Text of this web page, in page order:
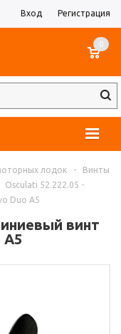
Вход Регистрация
0
лодок -
Винты
Osculati 52.222.05 -
Duo A5
винт
A5